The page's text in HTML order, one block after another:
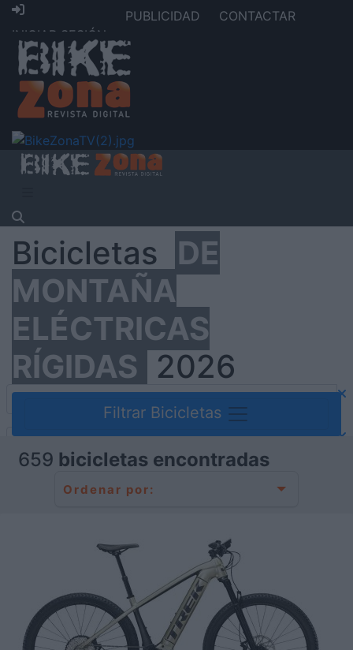
INICIAR SESIÓN
PUBLICIDAD CONTACTAR
Bicicletas DE
MONTAÑA
ELÉCTRICAS
RÍGIDAS 2026
Filtrar Bicicletas
659 bicicletas encontradas
Ordenar por: